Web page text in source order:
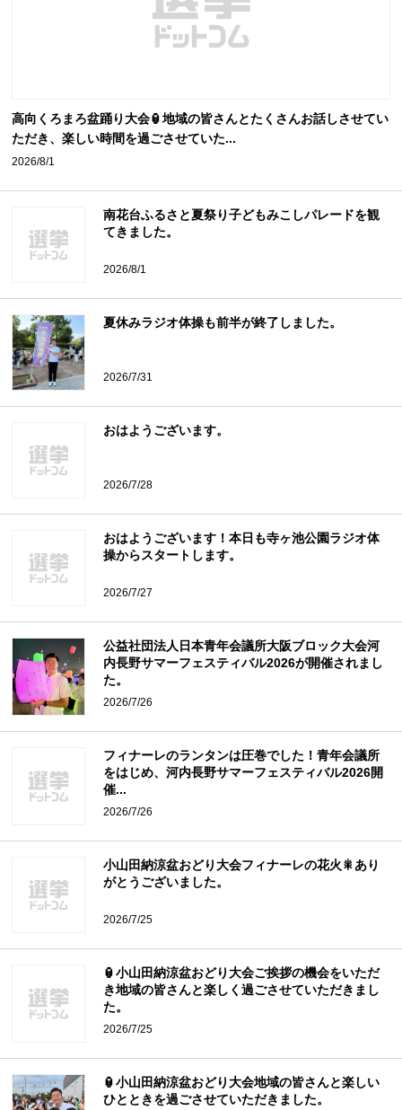
高向くろまろ盆踊り大会🏮地域の皆さんとたくさんお話しさせてい
ただき、楽しい時間を過ごさせていた...
2026/8/1
南花台ふるさと夏祭り子どもみこしパレードを観
てきました。
2026/8/1
夏休みラジオ体操も前半が終了しました。
2026/7/31
おはようございます。
2026/7/28
おはようございます！本日も寺ヶ池公園ラジオ体
操からスタートします。
2026/7/27
公益社団法人日本青年会議所大阪ブロック大会河
内長野サマーフェスティバル2026が開催されまし
た。
2026/7/26
フィナーレのランタンは圧巻でした！青年会議所
をはじめ、河内長野サマーフェスティバル2026開
催...
2026/7/26
小山田納涼盆おどり大会フィナーレの花火🎇あり
がとうございました。
2026/7/25
🏮小山田納涼盆おどり大会ご挨拶の機会をいただ
き地域の皆さんと楽しく過ごさせていただきまし
た。
2026/7/25
🏮小山田納涼盆おどり大会地域の皆さんと楽しい
ひとときを過ごさせていただきました。